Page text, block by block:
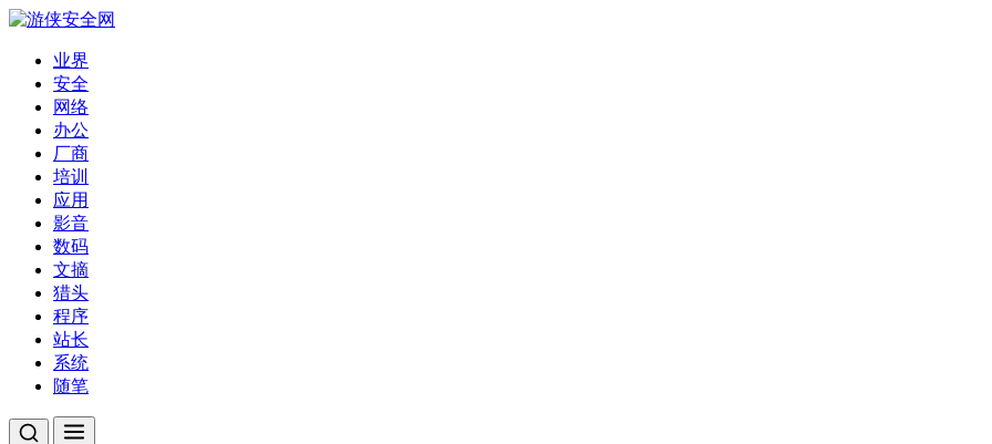
业界
安全
网络
办公
厂商
培训
应用
影音
数码
文摘
猎头
程序
站长
系统
随笔